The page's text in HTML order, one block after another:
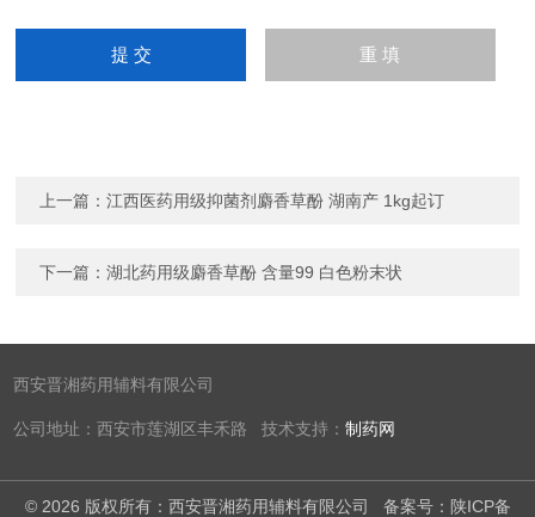
上一篇：江西医药用级抑菌剂麝香草酚 湖南产 1kg起订
下一篇：湖北药用级麝香草酚 含量99 白色粉末状
西安晋湘药用辅料有限公司
公司地址：西安市莲湖区丰禾路 技术支持：制药网
© 2026 版权所有：西安晋湘药用辅料有限公司 备案号：陕ICP备